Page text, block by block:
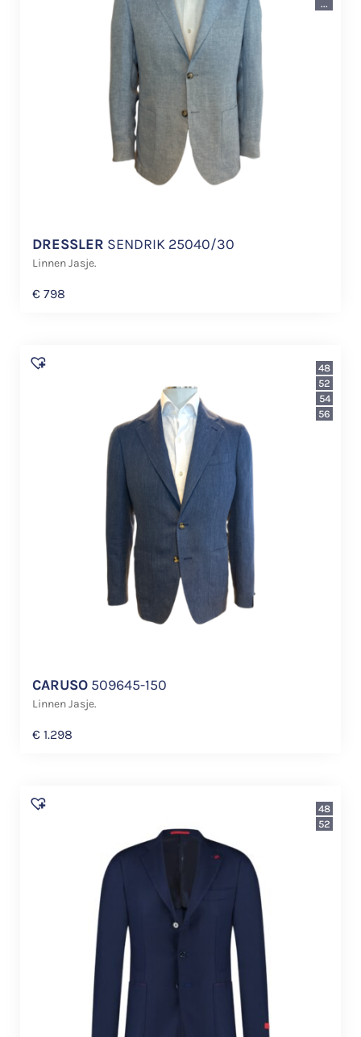
DRESSLER SENDRIK 25040/30
Linnen Jasje.
€ 798
...
CARUSO 509645-150
Linnen Jasje.
€ 1.298
48
52
54
56
48
52